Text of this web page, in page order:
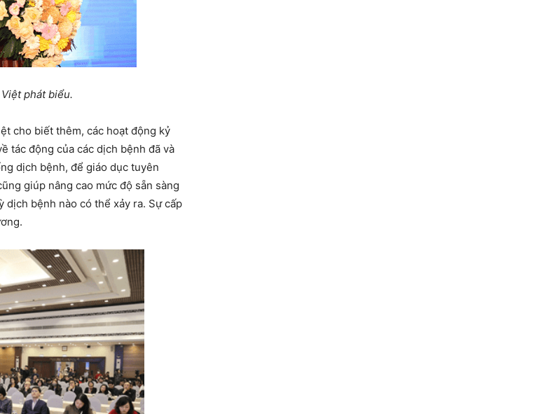
phát biểu.
cho biết thêm, các hoạt động kỷ
tác động của các dịch bệnh đã và
dịch bệnh, để giáo dục tuyên
giúp nâng cao mức độ sẵn sàng
bệnh nào có thể xảy ra. Sự cấp